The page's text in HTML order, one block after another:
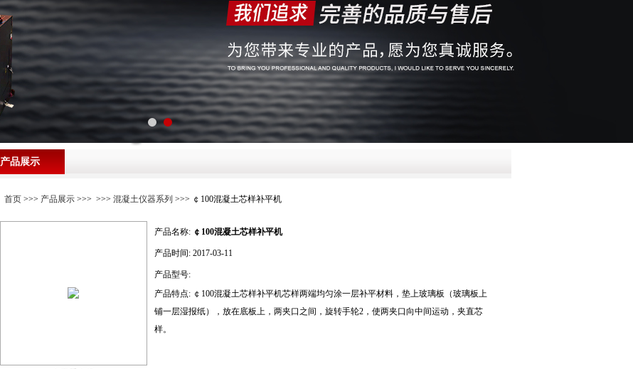
在线咨
QQ
产品展示
首页>>> 产品展示>>> >>> 混凝土仪器系列 >>> ￠100混凝土芯样补平机
产品名称: ￠100混凝土芯样补平机
产品时间: 2017-03-11
产品型号:
产品特点: ￠100混凝土芯样补平机芯样两端均匀涂一层补平材料，垫上玻璃板（玻璃板上
铺一层湿报纸），放在底板上，两夹口之间，旋转手轮2，使两夹口向中间运动，夹直芯
样。